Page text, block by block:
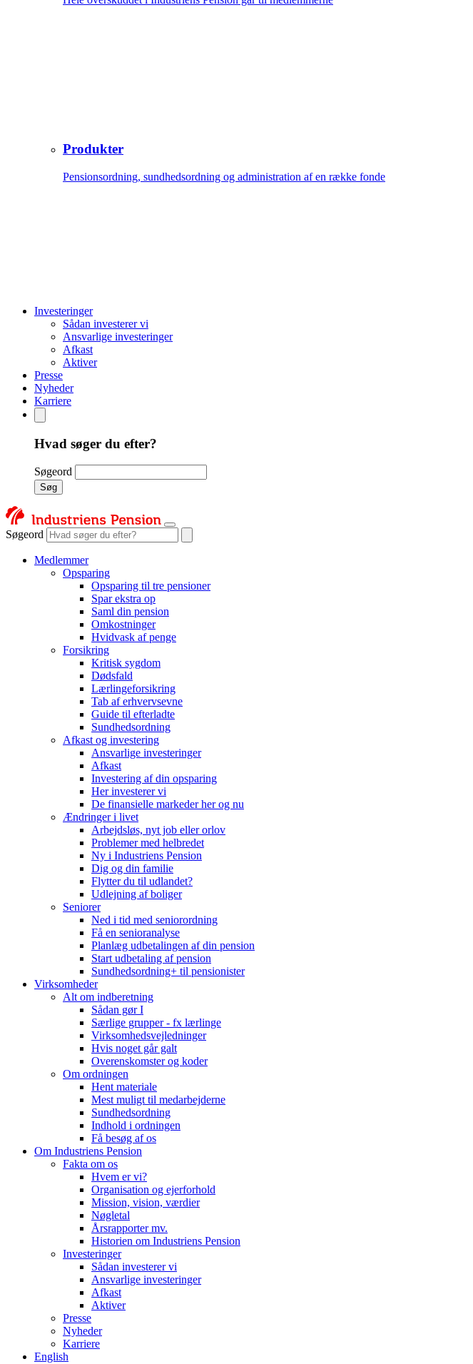
Produkter
Pensionsordning, sundhedsordning og administration af en række fonde
Investeringer
Sådan investerer vi
Ansvarlige investeringer
Afkast
Aktiver
Presse
Nyheder
Karriere
Hvad søger du efter?
Søgeord
Søg
Søgeord
Medlemmer
Opsparing
Opsparing til tre pensioner
Spar ekstra op
Saml din pension
Omkostninger
Hvidvask af penge
Forsikring
Kritisk sygdom
Dødsfald
Lærlingeforsikring
Tab af erhvervsevne
Guide til efterladte
Sundhedsordning
Afkast og investering
Ansvarlige investeringer
Afkast
Investering af din opsparing
Her investerer vi
De finansielle markeder her og nu
Ændringer i livet
Arbejdsløs, nyt job eller orlov
Problemer med helbredet
Ny i Industriens Pension
Dig og din familie
Flytter du til udlandet?
Udlejning af boliger
Seniorer
Ned i tid med seniorordning
Få en senioranalyse
Planlæg udbetalingen af din pension
Start udbetaling af pension
Sundhedsordning+ til pensionister
Virksomheder
Alt om indberetning
Sådan gør I
Særlige grupper - fx lærlinge
Virksomhedsvejledninger
Hvis noget går galt
Overenskomster og koder
Om ordningen
Hent materiale
Mest muligt til medarbejderne
Sundhedsordning
Indhold i ordningen
Få besøg af os
Om Industriens Pension
Fakta om os
Hvem er vi?
Organisation og ejerforhold
Mission, vision, værdier
Nøgletal
Årsrapporter mv.
Historien om Industriens Pension
Investeringer
Sådan investerer vi
Ansvarlige investeringer
Afkast
Aktiver
Presse
Nyheder
Karriere
English